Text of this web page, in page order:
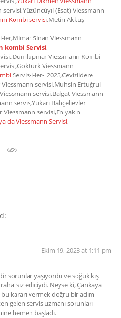
(Esat) Viessmann
Kombi servisi,Metin Akkuş
ler,Mimar Sinan Viessmann
kombi Servisi,
Viessmann Kombi
Viessmann
Servis-i-ler-i 2023,Cevizlidere
servisi,Muhsin Ertuğrul
servisi,Balgat Viessmann
servis,Yukarı Bahçelievler
servisi,En yakın
da Viessmann Servisi,
Ekim 19, 2023 at 1:11 pm
sorunlar yaşıyordu ve soğuk kış
ediciydi. Neyse ki, Çankaya
kararı vermek doğru bir adım
gelen servis uzmanı sorunları
hemen başladı.